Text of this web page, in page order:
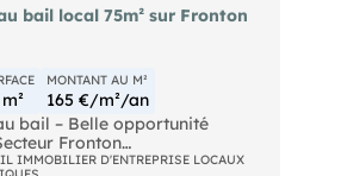
bail local 75m² sur Fronton
MONTANT AU M²
165 €/m²/an
bail – Belle opportunité
Fronton
IMMOBILIER D'ENTREPRISE LOCAUX